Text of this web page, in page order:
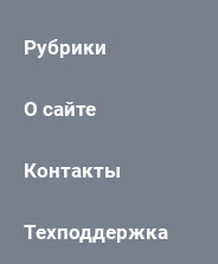
Рубрики
О сайте
Контакты
Техподдержка